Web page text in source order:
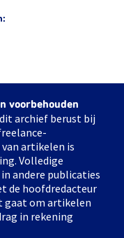
voorbehouden
archief berust bij
artikelen is
Volledige
andere publicaties
de hoofdredacteur
gaat om artikelen
in rekening